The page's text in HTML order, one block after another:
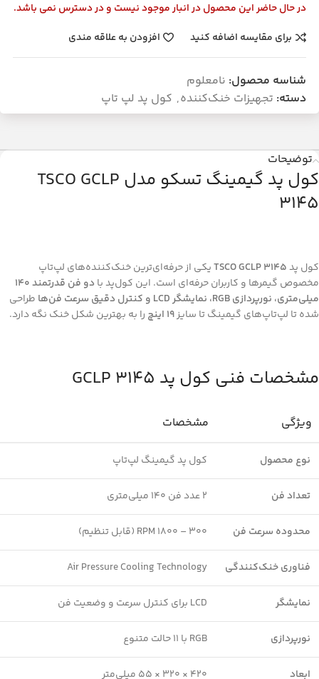
در حال حاضر این محصول در انبار موجود نیست و در دسترس نمی باشد.
برای مقایسه اضافه کنید
افزودن به علاقه مندی
شناسه محصول: نامعلوم
دسته: تجهیزات خنک‌کننده, کول پد لپ تاپ
توضیحات
کول پد گیمینگ تسکو مدل TSCO GCLP
3145
کول پدTSCO GCLP 3145یکی از حرفه‌ای‌ترین خنک‌کننده‌های لپ‌تاپ
مخصوص گیمرها و کاربران حرفه‌ای است. این کول‌پد با
دو فن قدرتمند ۱۴۰
میلی‌متری، نورپردازی RGB، نمایشگر LCD و کنترل دقیق سرعت فن‌ها
طراحی
شده تا لپ‌تاپ‌های گیمینگ تا سایز۱۹ اینچ را به بهترین شکل خنک نگه دارد.
مشخصات فنی کول پد GCLP 3145
ویژگی مشخصات
نوع محصول کول پد گیمینگ لپ‌تاپ
تعداد فن ۲ عدد فن ۱۴۰ میلی‌متری
محدوده سرعت فن ۳۰۰ – ۱۸۰۰ RPM (قابل تنظیم)
فناوری خنک‌کنندگی Air Pressure Cooling Technology
نمایشگر LCD برای کنترل سرعت و وضعیت فن
نورپردازی RGB با ۱۱ حالت متنوع
ابعاد 420 × 320 × 55 میلی‌متر